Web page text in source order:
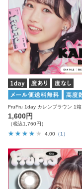
1,600円
（税込1,760円）
4.00 （1）